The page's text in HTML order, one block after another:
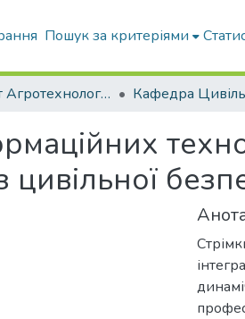
Пошук за критеріями
Факультет Агротехнологій та екології
цивільної